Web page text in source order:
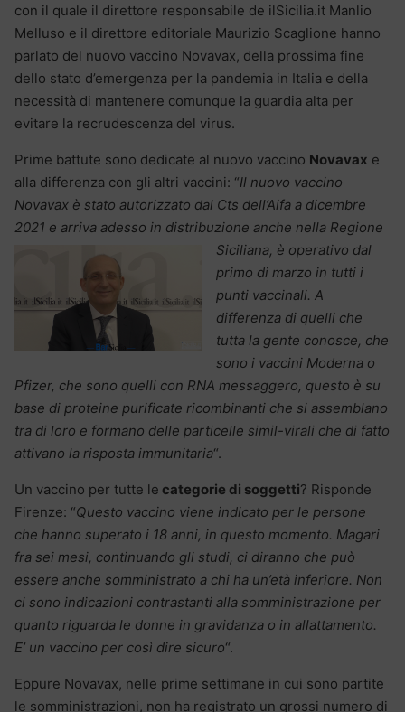
con il quale il direttore responsabile de ilSicilia.it Manlio
Melluso e il direttore editoriale Maurizio Scaglione hanno
parlato del nuovo vaccino Novavax, della prossima fine
dello stato d’emergenza per la pandemia in Italia e della
necessità di mantenere comunque la guardia alta per
evitare la recrudescenza del virus.
Prime battute sono dedicate al nuovo vaccino Novavax e
alla differenza con gli altri vaccini: “Il nuovo vaccino
Novavax è stato autorizzato dal Cts dell’Aifa a dicembre
2021 e arriva adesso in distribuzione anche nella Regione
Siciliana, è operativo dal
primo di marzo in tutti i
punti vaccinali. A
differenza di quelli che
tutta la gente conosce, che
sono i vaccini Moderna o
Pfizer, che sono quelli con RNA messaggero, questo è su
base di proteine purificate ricombinanti che si assemblano
tra di loro e formano delle particelle simil-virali che di fatto
attivano la risposta immunitaria“.
Un vaccino per tutte le categorie di soggetti? Risponde
Firenze: “Questo vaccino viene indicato per le persone
che hanno superato i 18 anni, in questo momento. Magari
fra sei mesi, continuando gli studi, ci diranno che può
essere anche somministrato a chi ha un’età inferiore. Non
ci sono indicazioni contrastanti alla somministrazione per
quanto riguarda le donne in gravidanza o in allattamento.
E’ un vaccino per così dire sicuro“.
Eppure Novavax, nelle prime settimane in cui sono partite
le somministrazioni, non ha registrato un grossi numero di